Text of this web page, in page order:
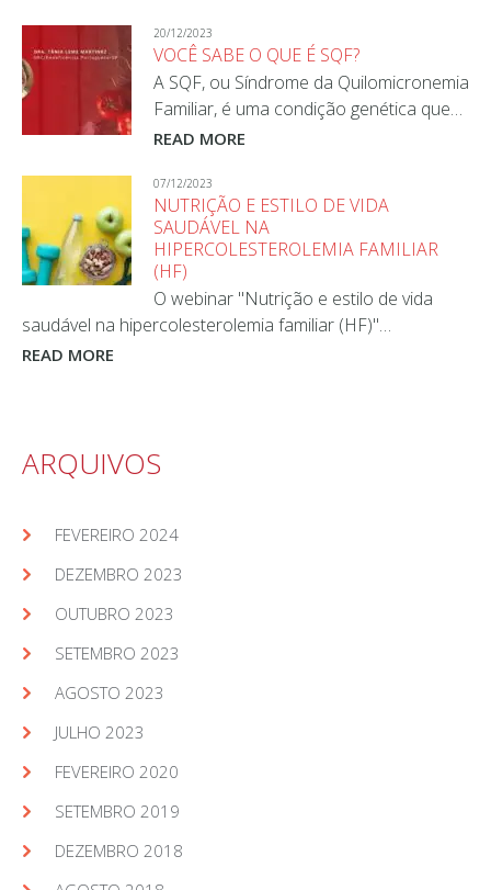
20/12/2023
VOCÊ SABE O QUE É SQF?
A SQF, ou Síndrome da Quilomicronemia
Familiar, é uma condição genética que…
READ MORE
07/12/2023
NUTRIÇÃO E ESTILO DE VIDA
SAUDÁVEL NA
HIPERCOLESTEROLEMIA FAMILIAR
(HF)
O webinar "Nutrição e estilo de vida
saudável na hipercolesterolemia familiar (HF)"…
READ MORE
ARQUIVOS
FEVEREIRO 2024
DEZEMBRO 2023
OUTUBRO 2023
SETEMBRO 2023
AGOSTO 2023
JULHO 2023
FEVEREIRO 2020
SETEMBRO 2019
DEZEMBRO 2018